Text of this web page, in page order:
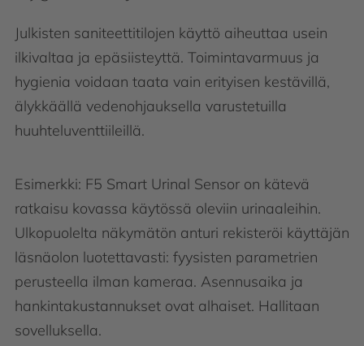
Julkisten saniteettitilojen käyttö aiheuttaa usein
ilkivaltaa ja epäsiisteyttä. Toimintavarmuus ja
hygienia voidaan taata vain erityisen kestävillä,
älykkäällä vedenohjauksella varustetuilla
huuhteluventtiileillä.
Esimerkki: F5 Smart Urinal Sensor on kätevä
ratkaisu kovassa käytössä oleviin urinaaleihin.
Ulkopuolelta näkymätön anturi rekisteröi käyttäjän
läsnäolon luotettavasti: fyysisten parametrien
perusteella ilman kameraa. Asennusaika ja
hankintakustannukset ovat alhaiset. Hallitaan
sovelluksella.